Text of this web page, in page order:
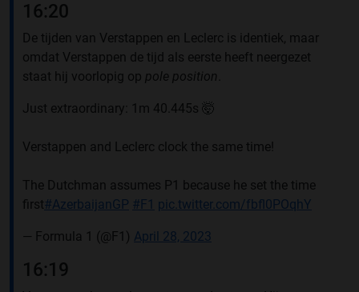
16:20
De tijden van Verstappen en Leclerc is identiek, maar
omdat Verstappen de tijd als eerste heeft neergezet
staat hij voorlopig op pole position
Just extraordinary: 1m 40.445s 🤯
Verstappen and Leclerc clock the same time!
The Dutchman assumes P1 because he set the time
first#AzerbaijanGP #F1 pic.twitter.com/fbfl0POqhY
— Formula 1 (@F1) April 28, 2023
16:19